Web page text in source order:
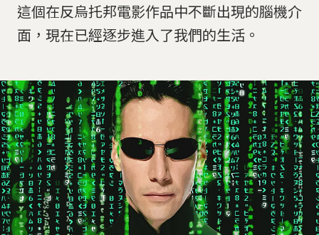
這個在反烏托邦電影作品中不斷出現的腦機介
面，現在已經逐步進入了我們的生活。